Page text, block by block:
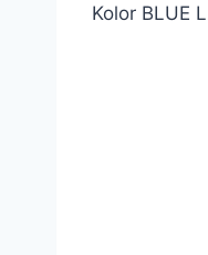
Kolor BLUE